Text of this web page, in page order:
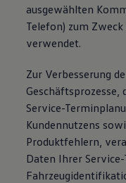
ausgewählten
Telefon) zum
verwendet.
Zur Verbesserung
Service-
Kundennutzens
Produktfehlern,
Daten Ihrer